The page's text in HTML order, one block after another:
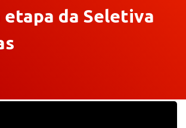
etapa da Seletiva